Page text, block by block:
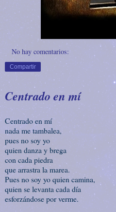
No hay comentarios:
Compartir
Centrado en mí
Centrado en mí
nada me tambalea,
pues no soy yo
quien danza y brega
con cada piedra
que arrastra la marea.
Pues no soy yo quien camina,
quien se levanta cada día
esforzándose por verme.